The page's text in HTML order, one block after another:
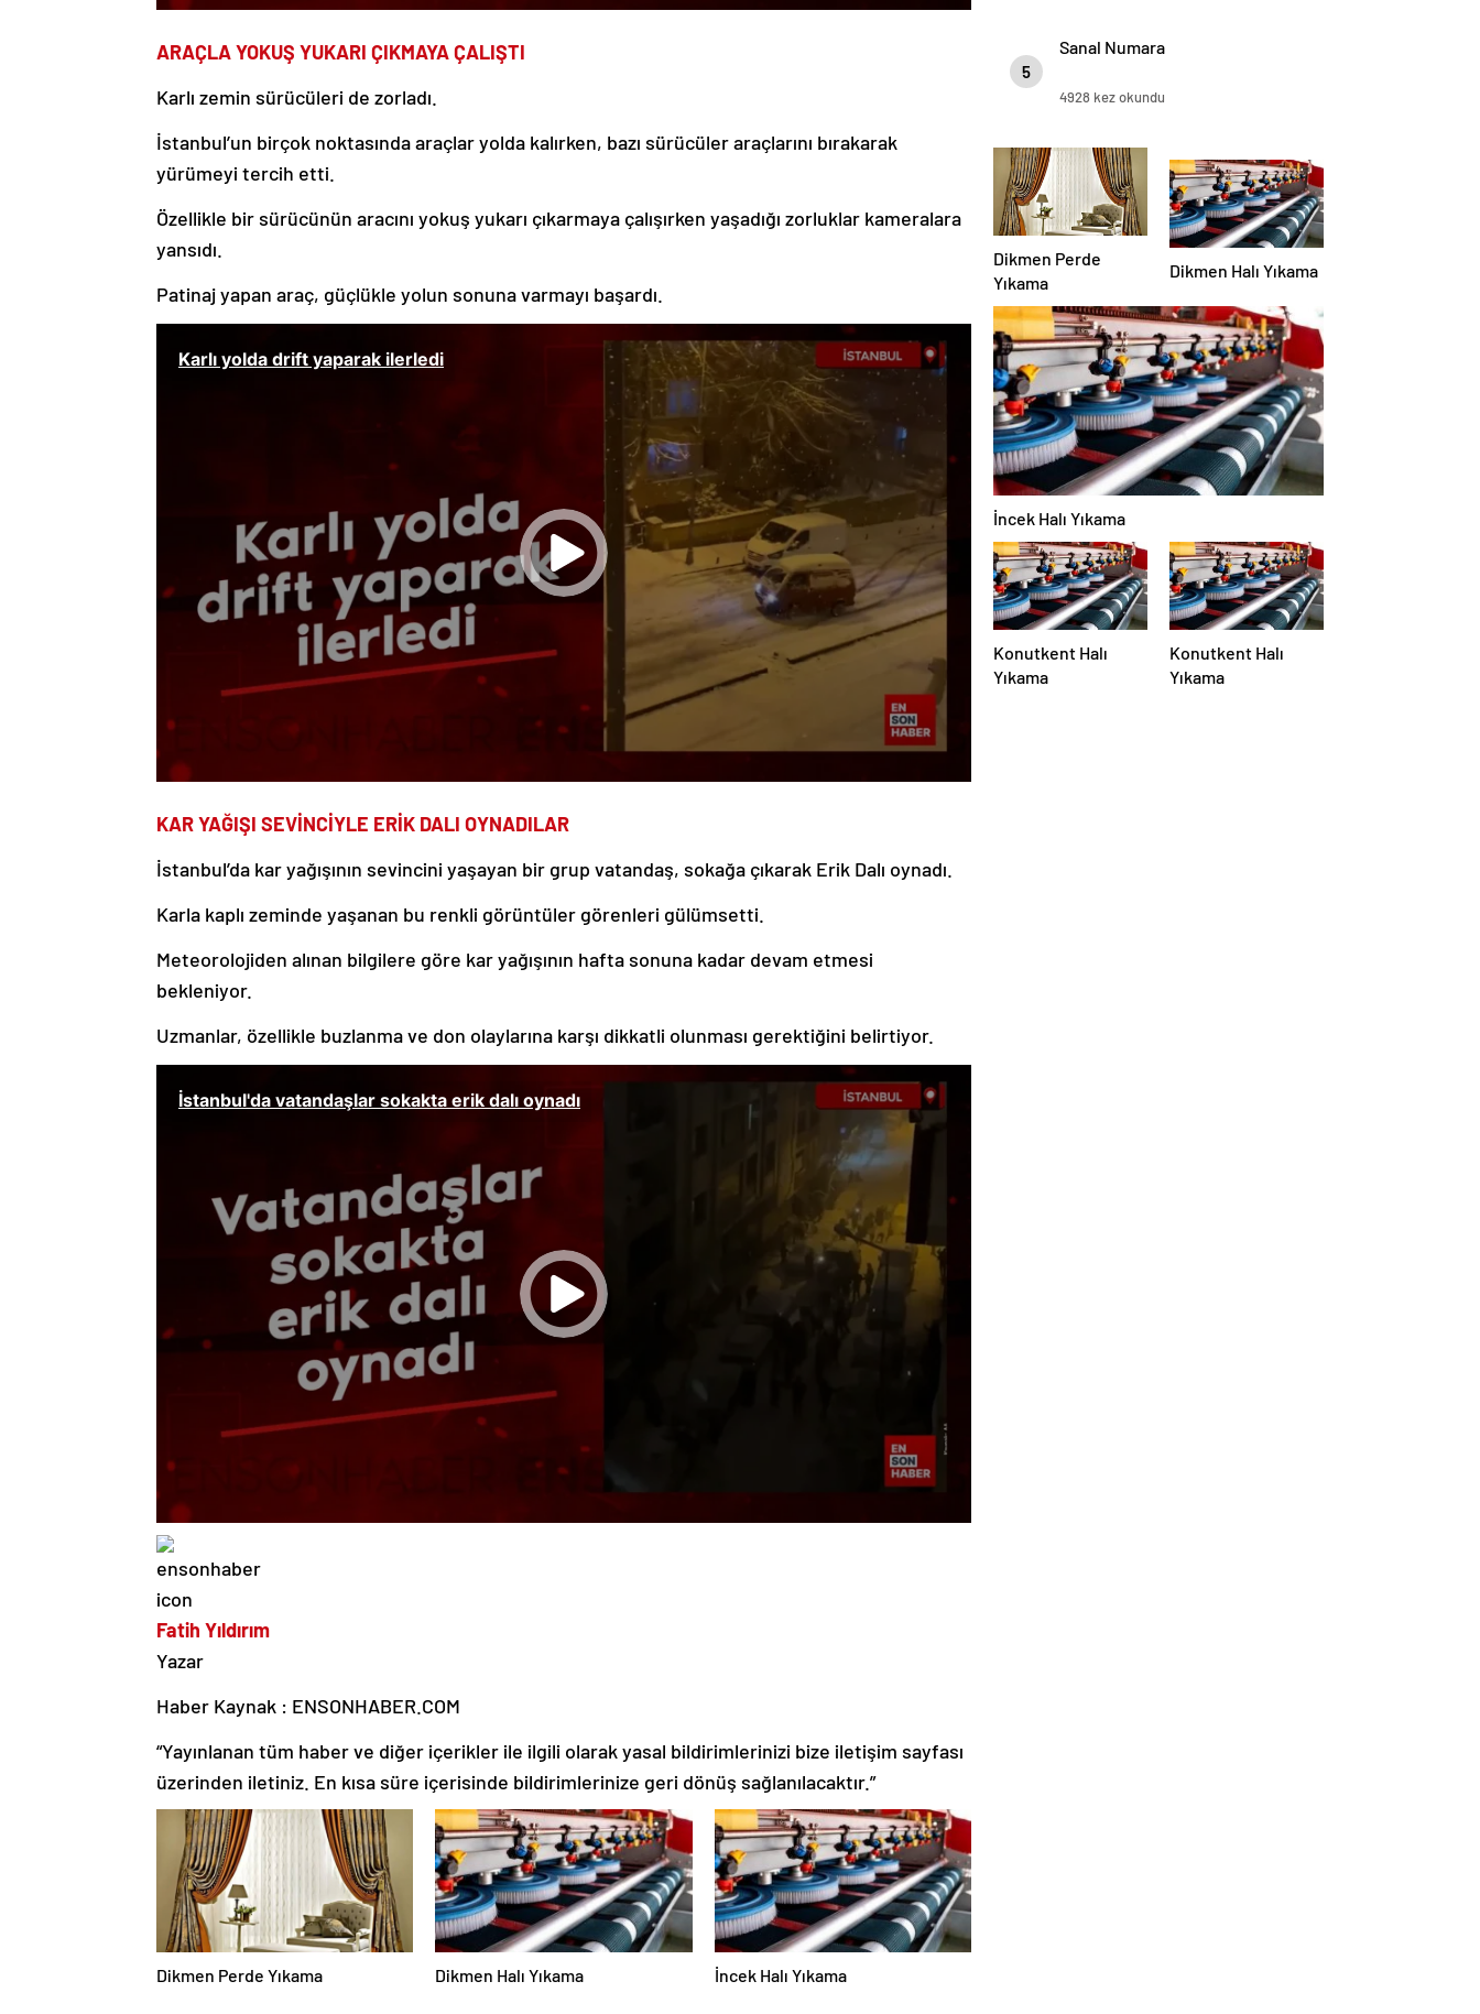
ARAÇLA YOKUŞ YUKARI ÇIKMAYA ÇALIŞTI
Karlı zemin sürücüleri de zorladı.
İstanbul’un birçok noktasında araçlar yolda kalırken, bazı sürücüler araçlarını bırakarak
yürümeyi tercih etti.
Özellikle bir sürücünün aracını yokuş yukarı çıkarmaya çalışırken yaşadığı zorluklar kameralara
yansıdı.
Patinaj yapan araç, güçlükle yolun sonuna varmayı başardı.
KAR YAĞIŞI SEVİNCİYLE ERİK DALI OYNADILAR
İstanbul’da kar yağışının sevincini yaşayan bir grup vatandaş, sokağa çıkarak Erik Dalı oynadı.
Karla kaplı zeminde yaşanan bu renkli görüntüler görenleri gülümsetti.
Meteorolojiden alınan bilgilere göre kar yağışının hafta sonuna kadar devam etmesi
bekleniyor.
Uzmanlar, özellikle buzlanma ve don olaylarına karşı dikkatli olunması gerektiğini belirtiyor.
Fatih Yıldırım
Yazar
Haber Kaynak : ENSONHABER.COM
“Yayınlanan tüm haber ve diğer içerikler ile ilgili olarak yasal bildirimlerinizi bize iletişim sayfası
üzerinden iletiniz. En kısa süre içerisinde bildirimlerinize geri dönüş sağlanılacaktır.”
Dikmen Perde Yıkama Dikmen Halı Yıkama İncek Halı Yıkama
5
Sanal Numara
4928 kez okundu
Dikmen Perde
Yıkama
Dikmen Halı Yıkama
İncek Halı Yıkama
Konutkent Halı
Yıkama
Konutkent Halı
Yıkama